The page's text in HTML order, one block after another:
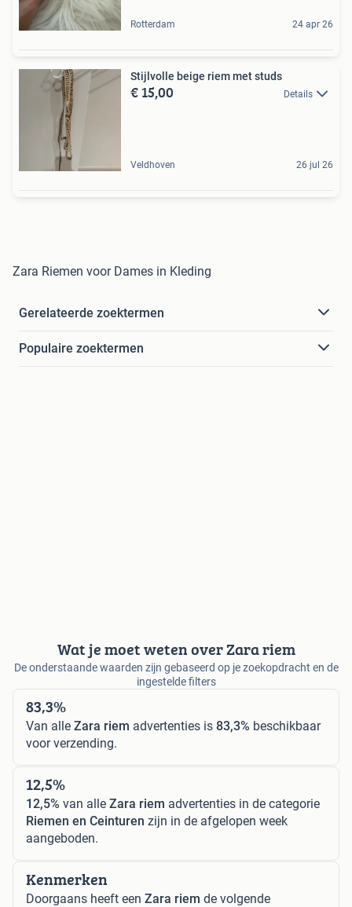
Rotterdam 24 apr 26
Stijlvolle beige riem met studs
€ 15,00 Details
Veldhoven 26 jul 26
Zara Riemen voor Dames in Kleding
Gerelateerde zoektermen
Populaire zoektermen
Wat je moet weten over Zara riem
De onderstaande waarden zijn gebaseerd op je zoekopdracht en de
ingestelde filters
83,3%
Van alle Zara riem advertenties is 83,3% beschikbaar
voor verzending.
12,5%
12,5% van alle Zara riem advertenties in de categorie
Riemen en Ceinturen zijn in de afgelopen week
aangeboden.
Kenmerken
Doorgaans heeft een Zara riem de volgende